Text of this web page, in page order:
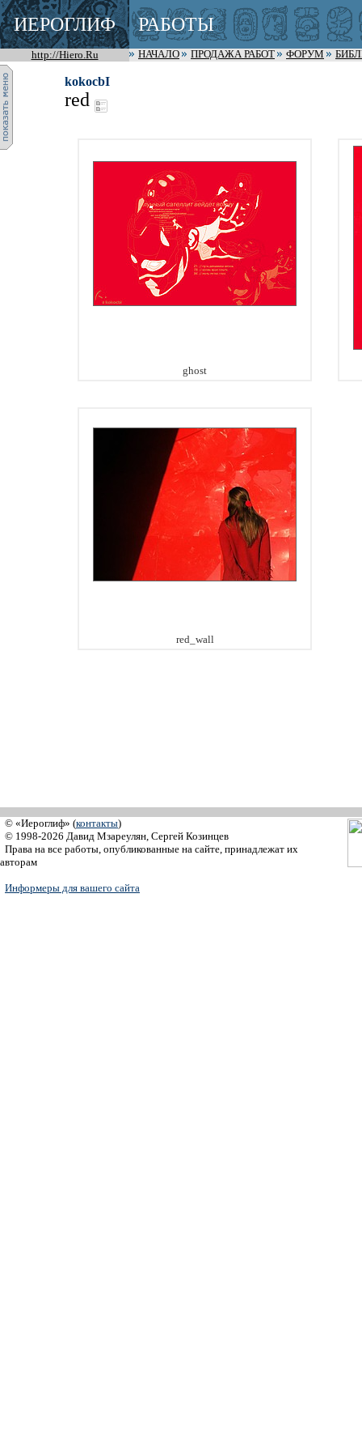
ИЕРОГЛИФ РАБОТЫ
http://Hiero.Ru НАЧАЛО ПРОДАЖА РАБОТ ФОРУМ
kokocbI
red
ghost
red_wall
© «Иероглиф» (контакты)
© 1998-2026 Давид Мзареулян, Сергей Козинцев
Права на все работы, опубликованные на сайте, принадлежат их
авторам
Информеры для вашего сайта